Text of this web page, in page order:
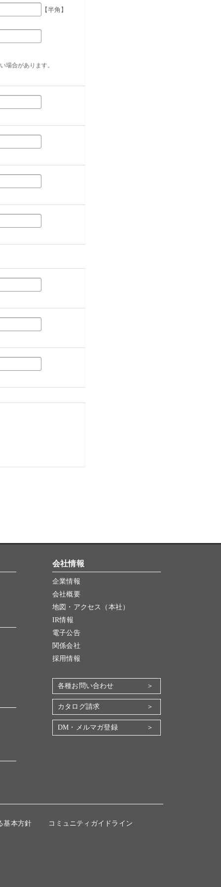
【半角】
場合があります。
会社情報
企業情報
会社概要
地図・アクセス（本社）
IR情報
電子公告
関係会社
採用情報
各種お問い合わせ
カタログ請求
DM・メルマガ登録
基本方針 コミュニティガイドライン